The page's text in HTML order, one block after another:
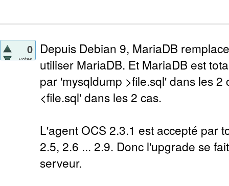
0
votes
Depuis Debian 9, MariaDB
utiliser MariaDB. Et MariaDB est
par 'mysqldump >file.sql' dans les 2
<file.sql' dans les 2 cas.
L'agent OCS 2.3.1 est accepté par
2.5, 2.6 ... 2.9. Donc l'upgrade se
serveur.